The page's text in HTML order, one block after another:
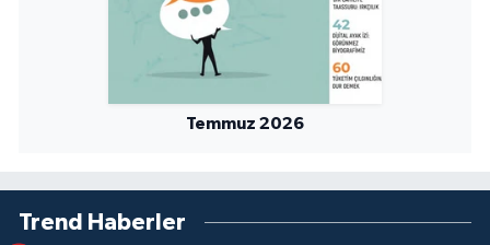
Temmuz 2026
Trend Haberler